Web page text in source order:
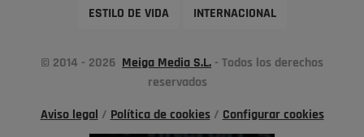
ESTILO DE VIDA INTERNACIONAL
© 2014 - 2026 Meiga Media S.L. - Todos los derechos
reservados
Aviso legal / Política de cookies/ Configurar cookies